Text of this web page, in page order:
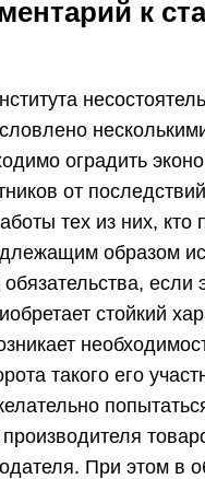
к
оградить
от последствий
тех из них, кто
образом
если
стойкий
такого его
производителя
При этом в